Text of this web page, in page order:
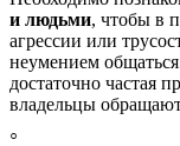
и людьми, чтобы в
агрессии или
неумением
достаточно частая
владельцы